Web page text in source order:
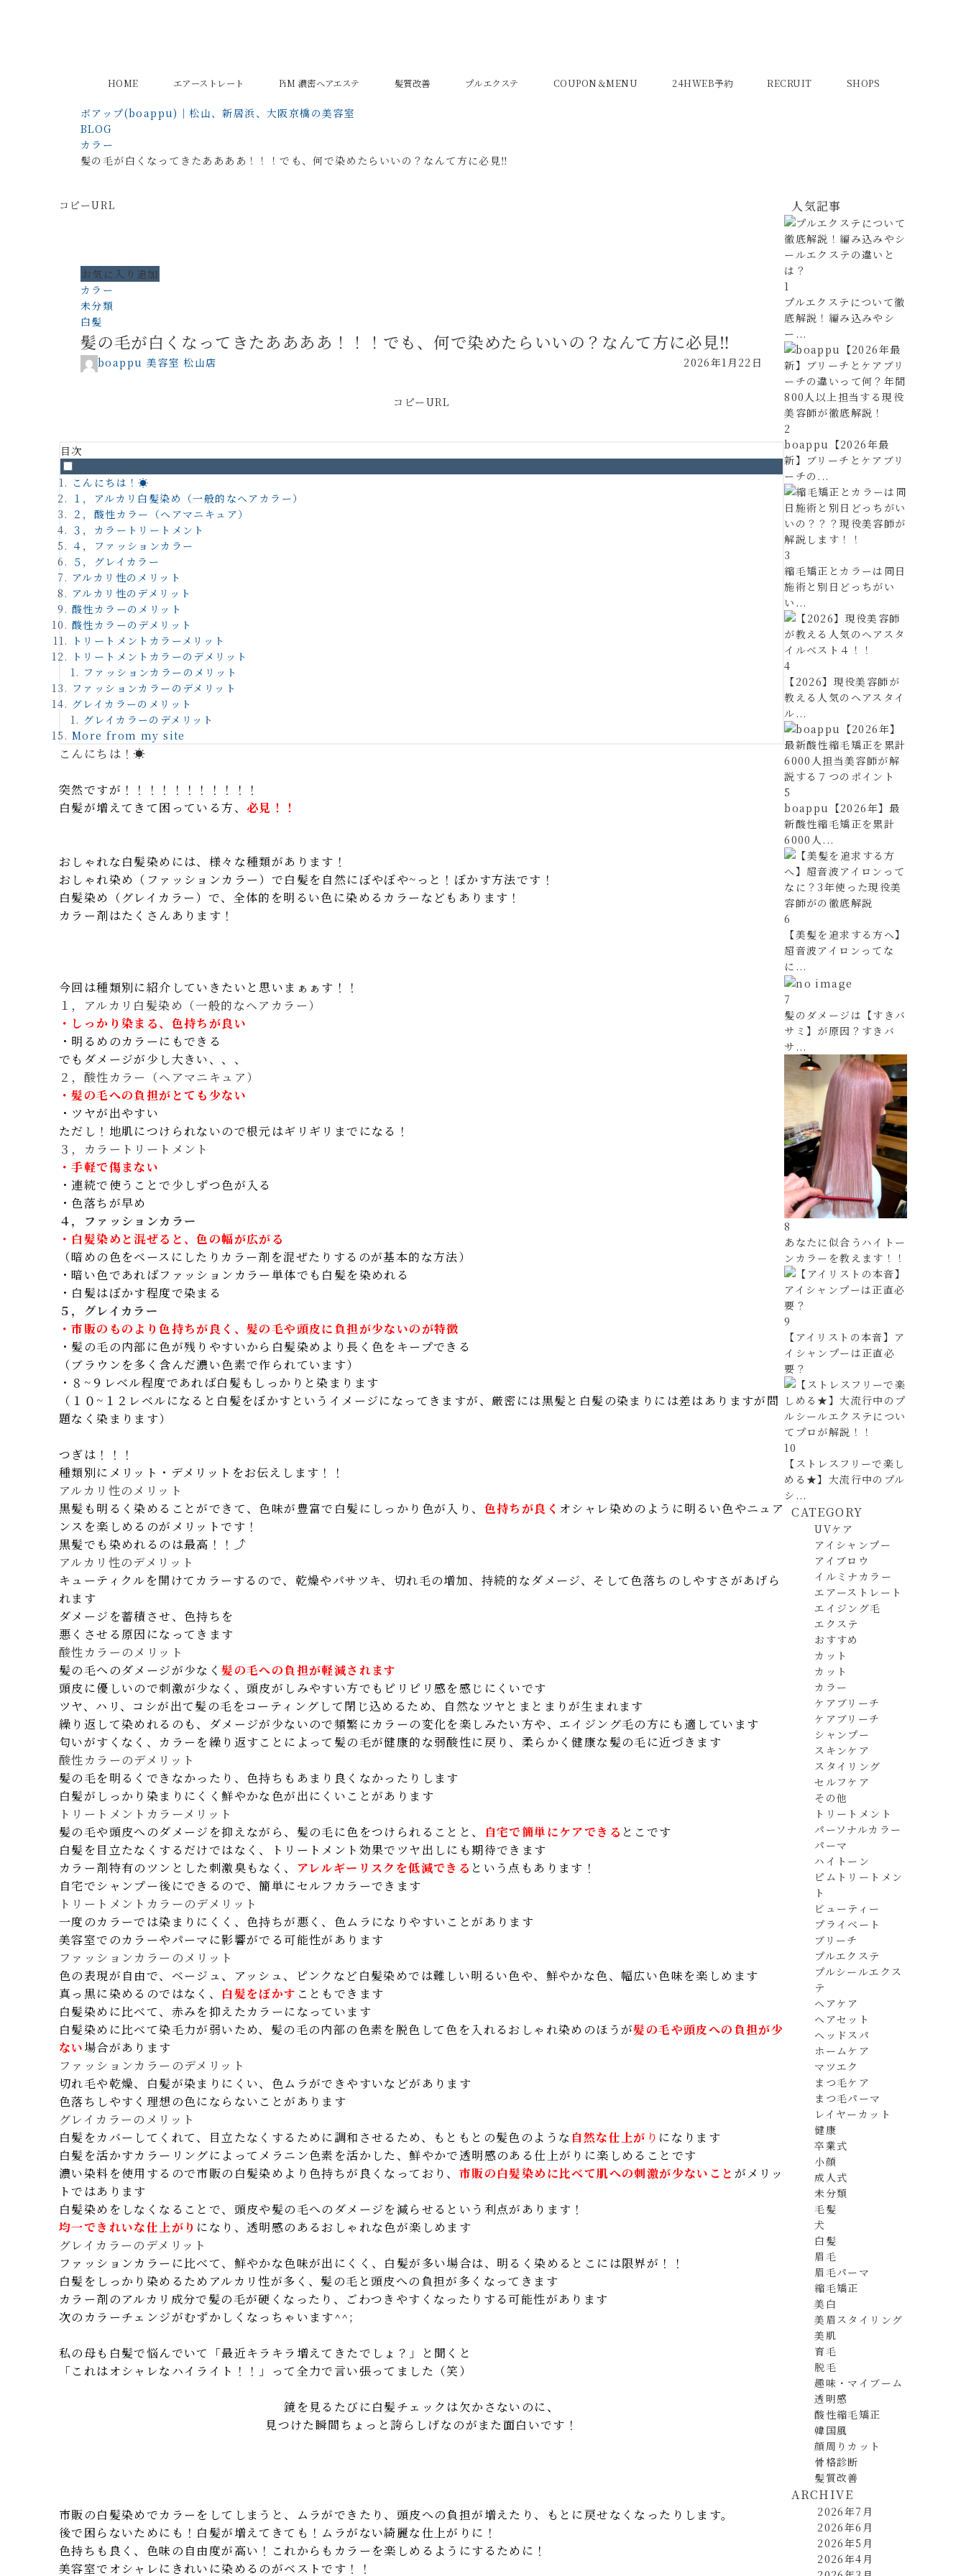
HOME エアーストレート PiM 濃密ヘアエステ 髪質改善 プルエクステ COUPON＆MENU 24HWEB予約 RECRUIT SHOPS
ボアップ(boappu)｜松山、新居浜、大阪京橋の美容室
BLOG
カラー
髪の毛が白くなってきたああああ！！！でも、何で染めたらいいの？なんて方に必見‼️
コピーURL
お気に入り追加
カラー
未分類
白髪
髪の毛が白くなってきたああああ！！！でも、何で染めたらいいの？なんて方に必見‼️
2026年1月22日
boappu 美容室 松山店
コピーURL
目次
こんにちは！☀️
１，アルカリ白髪染め（一般的なヘアカラー）
２，酸性カラー（ヘアマニキュア）
３，カラートリートメント
４，ファッションカラー
５，グレイカラー
アルカリ性のメリット
アルカリ性のデメリット
酸性カラーのメリット
酸性カラーのデメリット
トリートメントカラーメリット
トリートメントカラーのデメリット
ファッションカラーのメリット
ファッションカラーのデメリット
グレイカラーのメリット
グレイカラーのデメリット
More from my site
こんにちは！☀️
突然ですが！！！！！！！！！！！
白髪が増えてきて困っている方、 必見！！
おしゃれな白髪染めには、様々な種類があります！
おしゃれ染め（ファッションカラー）で白髪を自然にぼやぼや~っと！ぼかす方法です！
白髪染め（グレイカラー）で、全体的を明るい色に染めるカラーなどもあります！
カラー剤はたくさんあります！
今回は種類別に紹介していきたいと思いまぁぁす！！
１，アルカリ白髪染め（一般的なヘアカラー）
・しっかり染まる、色持ちが良い
・明るめのカラーにもできる
でもダメージが少し大きい、、、
２，酸性カラー（ヘアマニキュア）
・髪の毛への負担がとても少ない
・ツヤが出やすい
ただし！地肌につけられないので根元はギリギリまでになる！
３，カラートリートメント
・手軽で傷まない
・連続で使うことで少しずつ色が入る
・色落ちが早め
４，ファッションカラー
・白髪染めと混ぜると、色の幅が広がる
（暗めの色をベースにしたりカラー剤を混ぜたりするのが基本的な方法）
・暗い色であればファッションカラー単体でも白髪を染めれる
・白髪はぼかす程度で染まる
５，グレイカラー
・市販のものより色持ちが良く、髪の毛や頭皮に負担が少ないのが特徴
・髪の毛の内部に色が残りやすいから白髪染めより長く色をキープできる
（ブラウンを多く含んだ濃い色素で作られています）
・８~９レベル程度であれば白髪もしっかりと染まります
（１０~１２レベルになると白髪をぼかすというイメージになってきますが、厳密には黒髪と白髪の染まりには差はありますが問
題なく染まります）
つぎは！！！
種類別にメリット・デメリットをお伝えします！！
アルカリ性のメリット
黒髪も明るく染めることができて、色味が豊富で白髪にしっかり色が入り、 色持ちが良く オシャレ染めのように明るい色やニュア
ンスを楽しめるのがメリットです！
黒髪でも染めれるのは最高！！⤴️
アルカリ性のデメリット
キューティクルを開けてカラーするので、乾燥やパサツキ、切れ毛の増加、持続的なダメージ、そして色落ちのしやすさがあげら
れます
ダメージを蓄積させ、色持ちを
悪くさせる原因になってきます
酸性カラーのメリット
髪の毛へのダメージが少なく髪の毛への負担が軽減されます
頭皮に優しいので刺激が少なく、頭皮がしみやすい方でもピリピリ感を感じにくいです
ツヤ、ハリ、コシが出て髪の毛をコーティングして閉じ込めるため、自然なツヤとまとまりが生まれます
繰り返して染めれるのも、ダメージが少ないので頻繁にカラーの変化を楽しみたい方や、エイジング毛の方にも適しています
匂いがすくなく、カラーを繰り返すことによって髪の毛が健康的な弱酸性に戻り、柔らかく健康な髪の毛に近づきます
酸性カラーのデメリット
髪の毛を明るくできなかったり、色持ちもあまり良くなかったりします
白髪がしっかり染まりにくく鮮やかな色が出にくいことがあります
トリートメントカラーメリット
髪の毛や頭皮へのダメージを抑えながら、髪の毛に色をつけられることと、
自宅で簡単にケアできる とこです
白髪を目立たなくするだけではなく、トリートメント効果でツヤ出しにも期待できます
カラー剤特有のツンとした刺激臭もなく、
アレルギーリスクを低減できる という点もあります！
自宅でシャンプー後にできるので、簡単にセルフカラーできます
トリートメントカラーのデメリット
一度のカラーでは染まりにくく、色持ちが悪く、色ムラになりやすいことがあります
美容室でのカラーやパーマに影響がでる可能性があります
ファッションカラーのメリット
色の表現が自由で、ベージュ、アッシュ、ピンクなど白髪染めでは難しい明るい色や、鮮やかな色、幅広い色味を楽しめます
真っ黒に染めるのではなく、 白髪をぼかす こともできます
白髪染めに比べて、赤みを抑えたカラーになっています
白髪染めに比べて染毛力が弱いため、髪の毛の内部の色素を脱色して色を入れるおしゃれ染めのほうが髪の毛や頭皮への負担が少
ない場合があります
ファッションカラーのデメリット
切れ毛や乾燥、白髪が染まりにくい、色ムラができやすいなどがあります
色落ちしやすく理想の色にならないことがあります
グレイカラーのメリット
白髪をカバーしてくれて、目立たなくするために調和させるため、もともとの髪色のような 自然な仕上が り になります
白髪を活かすカラーリングによってメラニン色素を活かした、鮮やかで透明感のある仕上がりに楽しめることです
濃い染料を使用するので市販の白髪染めより色持ちが良くなっており、 市販の白髪染めに比べて肌への刺激が少ないこと がメリッ
トではあります
白髪染めをしなくなることで、頭皮や髪の毛へのダメージを減らせるという利点があります！
均一できれいな仕上がり になり、透明感のあるおしゃれな色が楽しめます
グレイカラーのデメリット
ファッションカラーに比べて、鮮やかな色味が出にくく、白髪が多い場合は、明るく染めるとこには限界が！！
白髪をしっかり染めるためアルカリ性が多く、髪の毛と頭皮への負担が多くなってきます
カラー剤のアルカリ成分で髪の毛が硬くなったり、ごわつきやすくなったりする可能性があります
次のカラーチェンジがむずかしくなっちゃいます^^;
私の母も白髪で悩んでいて「最近キラキラ増えてきたでしょ？」と聞くと
「これはオシャレなハイライト！！」って全力で言い張ってました（笑）
鏡を見るたびに白髪チェックは欠かさないのに、
見つけた瞬間ちょっと誇らしげなのがまた面白いです！
市販の白髪染めでカラーをしてしまうと、ムラができたり、頭皮への負担が増えたり、もとに戻せなくなったりします。
後で困らないためにも！白髪が増えてきても！ムラがない綺麗な仕上がりに！
色持ちも良く、色味の自由度が高い！これからもカラーを楽しめるようにするために！
美容室でオシャレにきれいに染めるのがベストです！！
人気記事
1
プルエクステについて徹
底解説！編み込みやシ
ー...
2
boappu【2026年最
新】ブリーチとケアブリ
ーチの...
3
縮毛矯正とカラーは同日
施術と別日どっちがい
い...
4
【2026】現役美容師が
教える人気のヘアスタイ
ル...
5
boappu【2026年】最
新酸性縮毛矯正を累計
6000人...
6
【美髪を追求する方へ】
超音波アイロンってな
に...
7
髪のダメージは【すきバ
サミ】が原因？すきバ
サ...
8
あなたに似合うハイトー
ンカラーを教えます！！
9
【アイリストの本音】ア
イシャンプーは正直必
要？
10
【ストレスフリーで楽し
める★】大流行中のプル
シ...
CATEGORY
UVケア
アイシャンプー
アイブロウ
イルミナカラー
エアーストレート
エイジング毛
エクステ
おすすめ
カット
カット
カラー
ケアブリーチ
ケアブリーチ
シャンプー
スキンケア
スタイリング
セルフケア
その他
トリートメント
パーソナルカラー
パーマ
ハイトーン
ピムトリートメン
ト
ビューティー
プライベート
ブリーチ
プルエクステ
プルシールエクス
テ
ヘアケア
ヘアセット
ヘッドスパ
ホームケア
マツエク
まつ毛ケア
まつ毛パーマ
レイヤーカット
健康
卒業式
小顔
成人式
未分類
毛髪
犬
白髪
眉毛
眉毛パーマ
縮毛矯正
美白
美眉スタイリング
美肌
育毛
脱毛
趣味・マイブーム
透明感
酸性縮毛矯正
韓国風
顔周りカット
骨格診断
髪質改善
ARCHIVE
2026年7月
2026年6月
2026年5月
2026年4月